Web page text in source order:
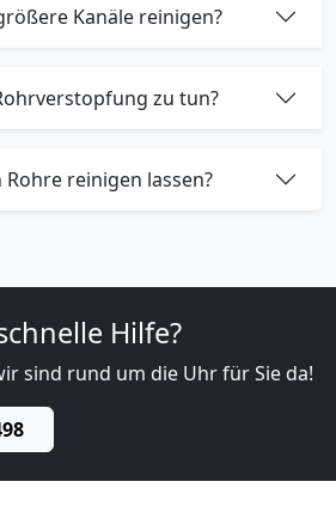
Kanäle reinigen?
zu tun?
reinigen lassen?
Hilfe?
sind rund um die Uhr für Sie da!